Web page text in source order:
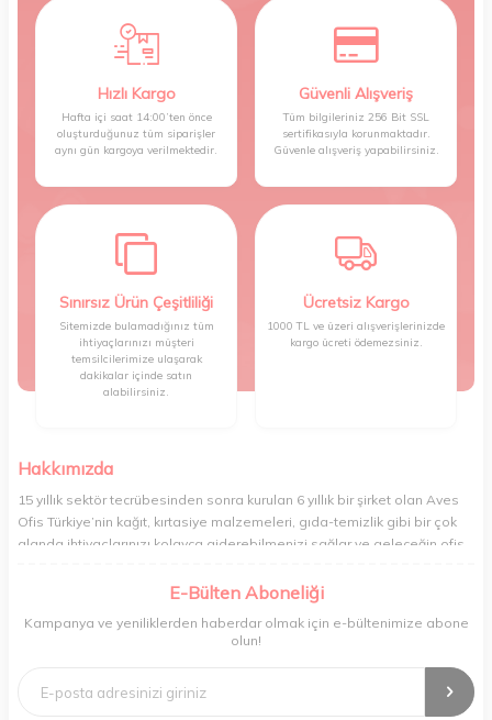
Hızlı Kargo
Hafta içi saat 14:00’ten önce
oluşturduğunuz tüm siparişler
aynı gün kargoya verilmektedir.
Güvenli Alışveriş
Tüm bilgileriniz 256 Bit SSL
sertifikasıyla korunmaktadır.
Güvenle alışveriş yapabilirsiniz.
Sınırsız Ürün Çeşitliliği
Sitemizde bulamadığınız tüm
ihtiyaçlarınızı müşteri
temsilcilerimize ulaşarak
dakikalar içinde satın
alabilirsiniz.
Ücretsiz Kargo
1000 TL ve üzeri alışverişlerinizde
kargo ücreti ödemezsiniz.
Hakkımızda
15 yıllık sektör tecrübesinden sonra kurulan 6 yıllık bir şirket olan Aves
Ofis Türkiye’nin kağıt, kırtasiye malzemeleri, gıda-temizlik gibi bir çok
alanda ihtiyaçlarınızı kolayca giderebilmenizi sağlar ve geleceğin ofis
veya yaşam alanınızın tüm ihtiyaçlarını yüksek kalitedeki ürünleriyle
şirket ve işyeri yönetimini her zamankinden daha profesyonel bir hâle
tedarik edebilmenizi sağlar.
E-Bülten Aboneliği
Kampanya ve yeniliklerden haberdar olmak için e-bültenimize abone
olun!